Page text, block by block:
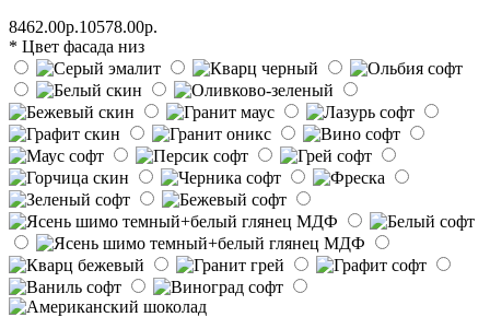
8462.00р.10578.00р.
* Цвет фасада низ